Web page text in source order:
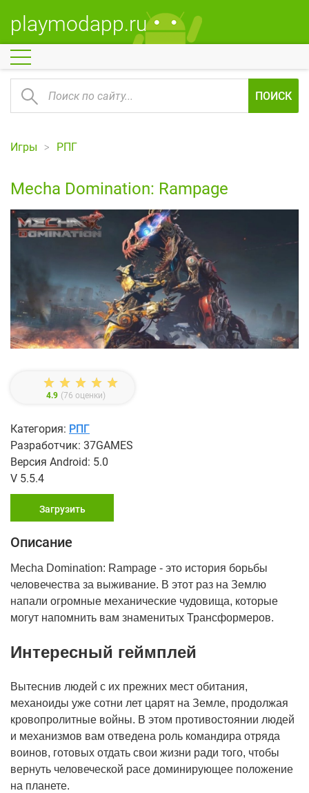
playmodapp.ru
ПОИСК
Игры РПГ
Mecha Domination: Rampage
4.9 (76 оценки)
Категория: РПГ
Разработчик: 37GAMES
Версия Android: 5.0
V 5.5.4
Загрузить
Описание
Mecha Domination: Rampage - это история борьбы
человечества за выживание. В этот раз на Землю
напали огромные механические чудовища, которые
могут напомнить вам знаменитых Трансформеров.
Интересный геймплей
Вытеснив людей с их прежних мест обитания,
механоиды уже сотни лет царят на Земле, продолжая
кровопролитные войны. В этом противостоянии людей
и механизмов вам отведена роль командира отряда
воинов, готовых отдать свои жизни ради того, чтобы
вернуть человеческой расе доминирующее положение
на планете.